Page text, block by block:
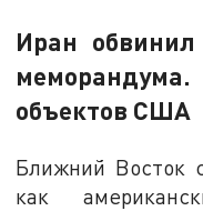
Иран
объектов США
Ближний Восток
как